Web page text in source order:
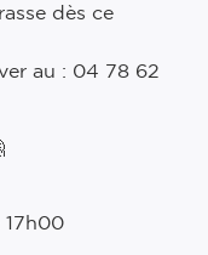
dès ce
au : 04 78 62
17h00